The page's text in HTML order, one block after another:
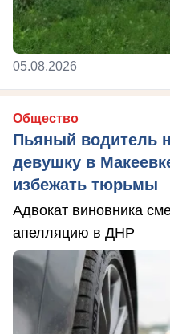
05.08.2026
Общество
Пьяный водитель
девушку в
избежать тюрьмы
Адвокат виновника
апелляцию в ДНР